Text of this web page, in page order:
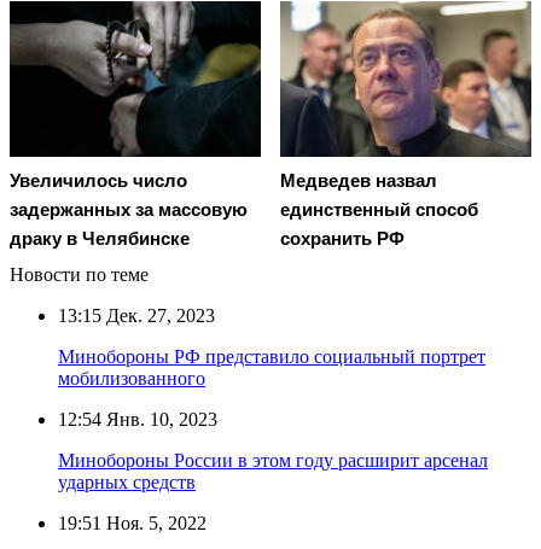
Увеличилось число
задержанных за массовую
драку в Челябинске
Медведев назвал
единственный способ
сохранить РФ
Новости по теме
13:15 Дек. 27, 2023
Минобороны РФ представило социальный портрет
мобилизованного
12:54 Янв. 10, 2023
Минобороны России в этом году расширит арсенал
ударных средств
19:51 Ноя. 5, 2022